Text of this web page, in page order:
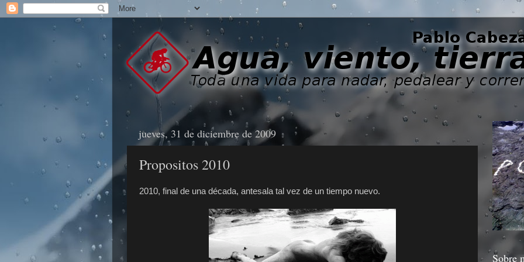
jueves, 31 de diciembre de 2009
Propositos 2010
2010, final de una década, antesala tal vez de un tiempo nuevo.
Sobre